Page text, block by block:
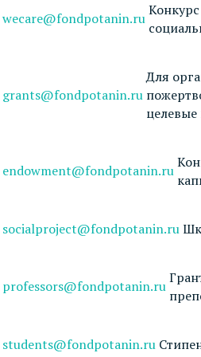
wecare@fondpotanin.ru
grants@fondpotanin.ru
Для
endowment@fondpotanin.ru
socialproject@fondpotanin.ru
professors@fondpotanin.ru
students@fondpotanin.ru